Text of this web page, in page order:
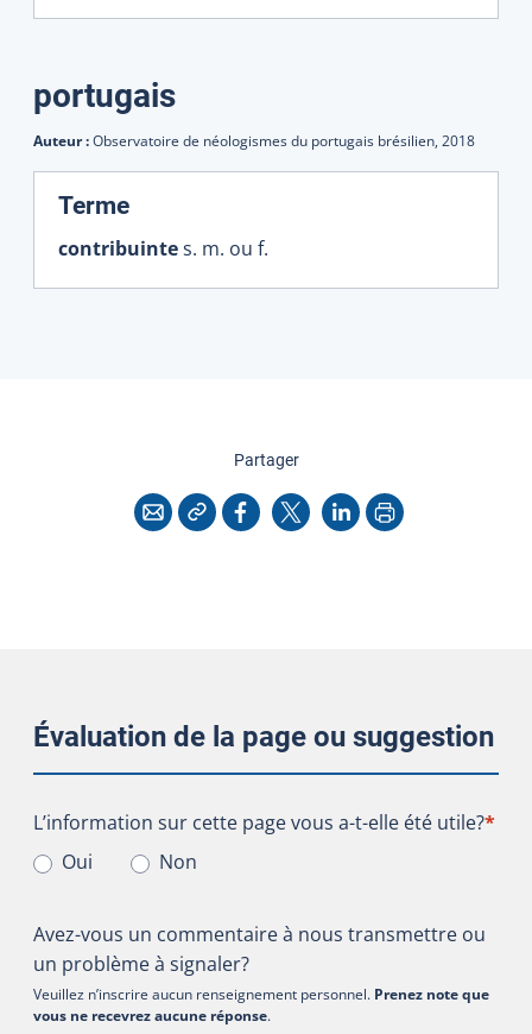
portugais
Auteur :Observatoire de néologismes du portugais brésilien, 2018
Terme:
contribuintes. m. ou f.
Partagercette page
CourrielCopier l'adresse
Facebook
X LinkedInImprimer
Évaluation de la page ou suggestion
L’information sur cette page vous a-t-elle été utile?
L’information sur cette page vous a-t-elle été utile?*
Oui
Non
Avez-vous un commentaire à nous transmettre ou
un problème à signaler?
Veuillez n’inscrire aucun renseignement personnel. Prenez note que
vous ne recevrez aucune réponse.